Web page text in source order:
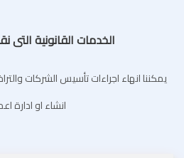
الخدمات القانونية التى
يمكننا انهاء اجراءات تأسيس الشركات
انشاء او ادارة